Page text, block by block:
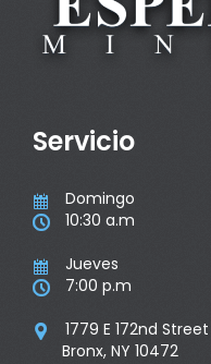
Servicio
 Domingo
 10:30 a.m
 Jueves
 7:00 p.m

1779 E 172nd Street
Bronx, NY 10472